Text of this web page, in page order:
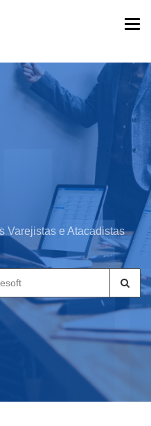
Varejistas e Atacadistas